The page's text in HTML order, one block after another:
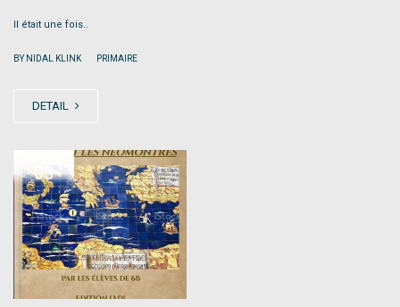
Il était une fois..
BY NIDAL KLINK PRIMAIRE
DETAIL
03